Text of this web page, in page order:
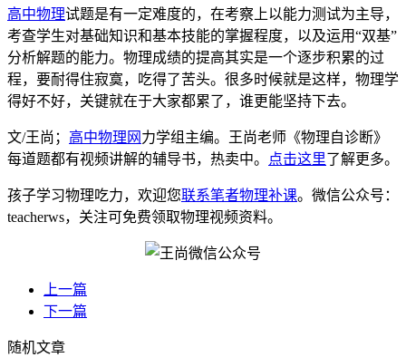
高中物理试题是有一定难度的，在考察上以能力测试为主导，
考查学生对基础知识和基本技能的掌握程度，以及运用“双基”
分析解题的能力。物理成绩的提高其实是一个逐步积累的过
程，要耐得住寂寞，吃得了苦头。很多时候就是这样，物理学
得好不好，关键就在于大家都累了，谁更能坚持下去。
文/王尚； 高中物理网 力学组主编。王尚老师《物理自诊断》
每道题都有视频讲解的辅导书，热卖中。
点击这里了解更多。
孩子学习物理吃力，欢迎您联系笔者物理补课。微信公众号：
teacherws，关注可免费领取物理视频资料。
上一篇
下一篇
随机文章